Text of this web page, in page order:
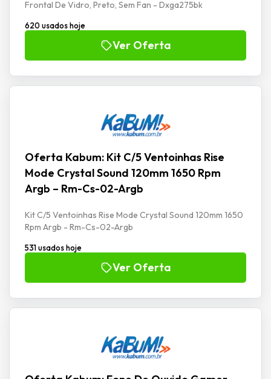
Frontal De Vidro, Preto, Sem Fan - Dxga275bk
620 usados hoje
Ver Oferta
Oferta Kabum: Kit C/5 Ventoinhas Rise
Mode Crystal Sound 120mm 1650 Rpm
Argb – Rm-Cs-02-Argb
Kit C/5 Ventoinhas Rise Mode Crystal Sound 120mm 1650
Rpm Argb - Rm-Cs-02-Argb
531 usados hoje
Ver Oferta